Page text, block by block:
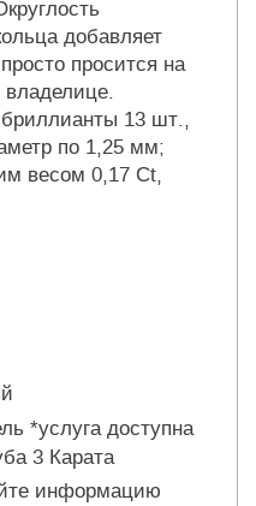
добавляет
просится на
владелице.
бриллианты 13 шт.,
по 1,25 мм;
весом 0,17 Сt,
*услуга доступна
3 Карата
информацию